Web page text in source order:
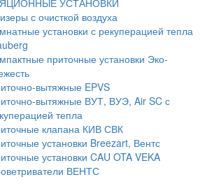
УСТАНОВКИ
с очисткой воздуха
установки с рекуперацией тепла
приточные установки Эко-
вытяжные EPVS
вытяжные ВУТ, ВУЭ, Air SC с
тепла
клапана КИВ СВК
установки Breezart, Вентс
установки CAU OTA VEKA
ВЕНТС